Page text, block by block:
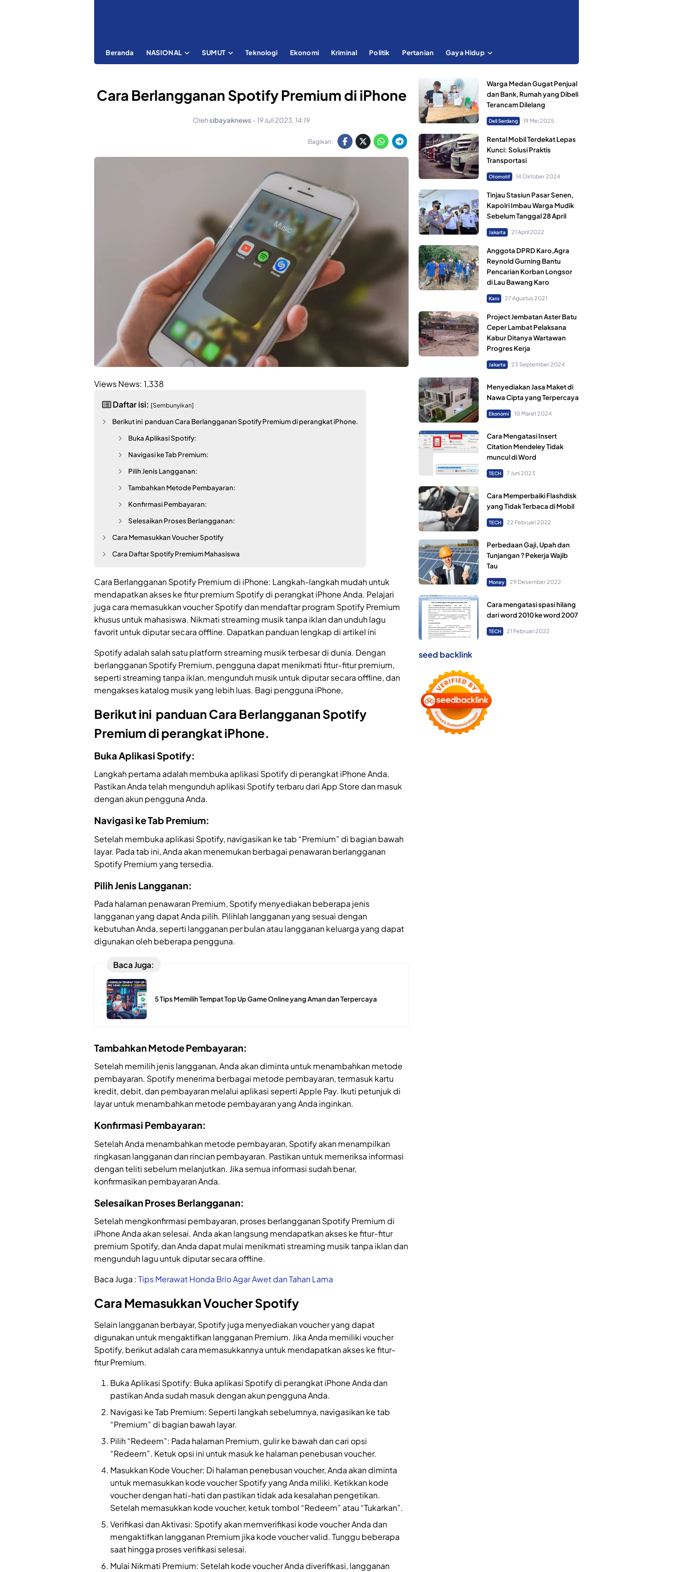
Beranda NASIONAL SUMUT Teknologi Ekonomi Kriminal Politik Pertanian Gaya Hidup
Cara Berlangganan Spotify Premium di iPhone
Olehsibayaknews - 19 Juli 2023, 14:19
Bagikan:
Views News: 1,338
Daftar isi: [Sembunyikan]
Berikut ini panduan Cara Berlangganan Spotify Premium di perangkat iPhone.
Buka Aplikasi Spotify:
Navigasi ke Tab Premium:
Pilih Jenis Langganan:
Tambahkan Metode Pembayaran:
Konfirmasi Pembayaran:
Selesaikan Proses Berlangganan:
Cara Memasukkan Voucher Spotify
Cara Daftar Spotify Premium Mahasiswa
Cara Berlangganan Spotify Premium di iPhone: Langkah-langkah mudah untuk
mendapatkan akses ke fitur premium Spotify di perangkat iPhone Anda. Pelajari
juga cara memasukkan voucher Spotify dan mendaftar program Spotify Premium
khusus untuk mahasiswa. Nikmati streaming musik tanpa iklan dan unduh lagu
favorit untuk diputar secara offline. Dapatkan panduan lengkap di artikel ini
Spotify adalah salah satu platform streaming musik terbesar di dunia. Dengan
berlangganan Spotify Premium, pengguna dapat menikmati fitur-fitur premium,
seperti streaming tanpa iklan, mengunduh musik untuk diputar secara offline, dan
mengakses katalog musik yang lebih luas. Bagi pengguna iPhone,
Berikut ini panduan Cara Berlangganan Spotify
Premium di perangkat iPhone.
Buka Aplikasi Spotify:
Langkah pertama adalah membuka aplikasi Spotify di perangkat iPhone Anda.
Pastikan Anda telah mengunduh aplikasi Spotify terbaru dari App Store dan masuk
dengan akun pengguna Anda.
Navigasi ke Tab Premium:
Setelah membuka aplikasi Spotify, navigasikan ke tab “Premium” di bagian bawah
layar. Pada tab ini, Anda akan menemukan berbagai penawaran berlangganan
Spotify Premium yang tersedia.
Pilih Jenis Langganan:
Pada halaman penawaran Premium, Spotify menyediakan beberapa jenis
langganan yang dapat Anda pilih. Pilihlah langganan yang sesuai dengan
kebutuhan Anda, seperti langganan per bulan atau langganan keluarga yang dapat
digunakan oleh beberapa pengguna.
Baca Juga:
5 Tips Memilih Tempat Top Up Game Online yang Aman dan Terpercaya
Tambahkan Metode Pembayaran:
Setelah memilih jenis langganan, Anda akan diminta untuk menambahkan metode
pembayaran. Spotify menerima berbagai metode pembayaran, termasuk kartu
kredit, debit, dan pembayaran melalui aplikasi seperti Apple Pay. Ikuti petunjuk di
layar untuk menambahkan metode pembayaran yang Anda inginkan.
Konfirmasi Pembayaran:
Setelah Anda menambahkan metode pembayaran, Spotify akan menampilkan
ringkasan langganan dan rincian pembayaran. Pastikan untuk memeriksa informasi
dengan teliti sebelum melanjutkan. Jika semua informasi sudah benar,
konfirmasikan pembayaran Anda.
Selesaikan Proses Berlangganan:
Setelah mengkonfirmasi pembayaran, proses berlangganan Spotify Premium di
iPhone Anda akan selesai. Anda akan langsung mendapatkan akses ke fitur-fitur
premium Spotify, dan Anda dapat mulai menikmati streaming musik tanpa iklan dan
mengunduh lagu untuk diputar secara offline.
Baca Juga : Tips Merawat Honda Brio Agar Awet dan Tahan Lama
Cara Memasukkan Voucher Spotify
Selain langganan berbayar, Spotify juga menyediakan voucher yang dapat
digunakan untuk mengaktifkan langganan Premium. Jika Anda memiliki voucher
Spotify, berikut adalah cara memasukkannya untuk mendapatkan akses ke fitur-
fitur Premium.
Buka Aplikasi Spotify: Buka aplikasi Spotify di perangkat iPhone Anda dan
pastikan Anda sudah masuk dengan akun pengguna Anda.
Navigasi ke Tab Premium: Seperti langkah sebelumnya, navigasikan ke tab
“Premium” di bagian bawah layar.
Pilih “Redeem”: Pada halaman Premium, gulir ke bawah dan cari opsi
“Redeem”. Ketuk opsi ini untuk masuk ke halaman penebusan voucher.
Masukkan Kode Voucher: Di halaman penebusan voucher, Anda akan diminta
untuk memasukkan kode voucher Spotify yang Anda miliki. Ketikkan kode
voucher dengan hati-hati dan pastikan tidak ada kesalahan pengetikan.
Setelah memasukkan kode voucher, ketuk tombol “Redeem” atau “Tukarkan”.
Verifikasi dan Aktivasi: Spotify akan memverifikasi kode voucher Anda dan
mengaktifkan langganan Premium jika kode voucher valid. Tunggu beberapa
saat hingga proses verifikasi selesai.
Mulai Nikmati Premium: Setelah kode voucher Anda diverifikasi, langganan
Warga Medan Gugat Penjual
dan Bank, Rumah yang Dibeli
Terancam Dilelang
Deli Serdang 19 Mei 2025
Rental Mobil Terdekat Lepas
Kunci: Solusi Praktis
Transportasi
Otomotif 14 Oktober 2024
Tinjau Stasiun Pasar Senen,
Kapolri Imbau Warga Mudik
Sebelum Tanggal 28 April
Jakarta 21 April 2022
Anggota DPRD Karo,Agra
Reynold Gurning Bantu
Pencarian Korban Longsor
di Lau Bawang Karo
Karo 27 Agustus 2021
Project Jembatan Aster Batu
Ceper Lambat Pelaksana
Kabur Ditanya Wartawan
Progres Kerja
Jakarta 23 September 2024
Menyediakan Jasa Maket di
Nawa Cipta yang Terpercaya
Ekonomi 10 Maret 2024
Cara Mengatasi Insert
Citation Mendeley Tidak
muncul di Word
TECH 7 Juni 2023
Cara Memperbaiki Flashdisk
yang Tidak Terbaca di Mobil
TECH 22 Februari 2022
Perbedaan Gaji, Upah dan
Tunjangan ? Pekerja Wajib
Tau
Money 29 Desember 2022
Cara mengatasi spasi hilang
dari word 2010 ke word 2007
TECH 21 Februari 2022
seed backlink